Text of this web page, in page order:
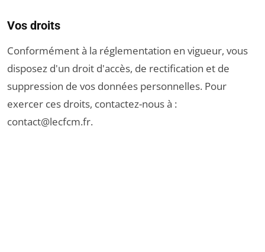
Vos droits
Conformément à la réglementation en vigueur, vous
disposez d'un droit d'accès, de rectification et de
suppression de vos données personnelles. Pour
exercer ces droits, contactez-nous à :
contact@lecfcm.fr.